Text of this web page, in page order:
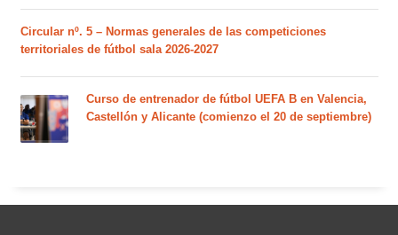
Circular nº. 5 – Normas generales de las competiciones
territoriales de fútbol sala 2026-2027
Curso de entrenador de fútbol UEFA B en Valencia,
Castellón y Alicante (comienzo el 20 de septiembre)